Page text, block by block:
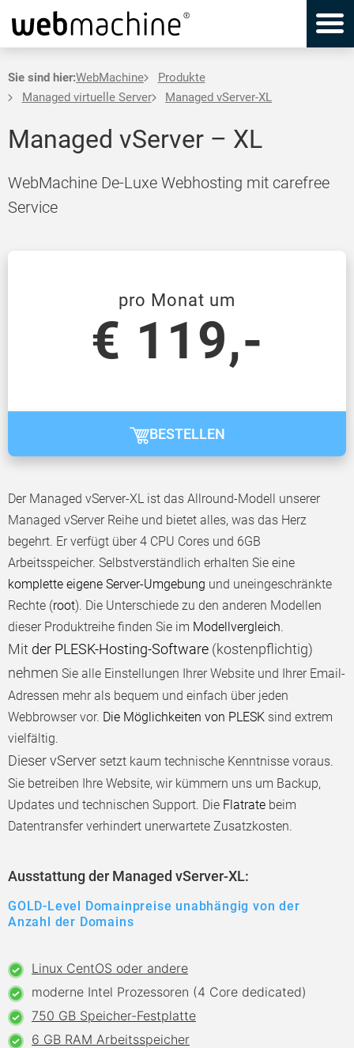
Sie sind hier:WebMachine
Produkte
Managed virtuelle Server
Managed vServer-XL
Managed vServer – XL
WebMachine De-Luxe Webhosting mit carefree
Service
Der Managed vServer-XL ist das Allround-Modell unserer
Managed vServer Reihe und bietet alles, was das Herz
begehrt. Er verfügt über 4 CPU Cores und 6GB
Arbeitsspeicher. Selbstverständlich erhalten Sie eine
komplette eigene Server-Umgebung und uneingeschränkte
Rechte (root). Die Unterschiede zu den anderen Modellen
dieser Produktreihe finden Sie im Modellvergleich.
Mit der PLESK-Hosting-Software (kostenpflichtig)
nehmen Sie alle Einstellungen Ihrer Website und Ihrer Email-
Adressen mehr als bequem und einfach über jeden
Webbrowser vor. Die Möglichkeiten von PLESK sind extrem
vielfältig.
Dieser vServer setzt kaum technische Kenntnisse voraus.
Sie betreiben Ihre Website, wir kümmern uns um Backup,
Updates und technischen Support. Die Flatrate beim
Datentransfer verhindert unerwartete Zusatzkosten.
pro Monat um
€ 119,-
BESTELLEN
Ausstattung der Managed vServer-XL:
GOLD-Level Domainpreise unabhängig von der
Anzahl der Domains
Linux CentOS oder andere
moderne Intel Prozessoren (4 Core dedicated)
750 GB Speicher-Festplatte
6 GB RAM Arbeitsspeicher